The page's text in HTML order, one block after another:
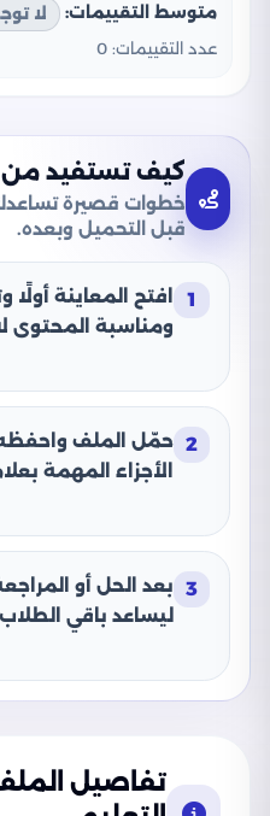
متوسط التقييمات:
لا
عدد التقييمات: 0
كيف تستفيد من
خطوات قصيرة
قبل التحميل وبعده.
1
افتح المعاينة
ومناسبة المحتوى
2 حمّل الملف
الأجزاء المهمة
3
بعد الحل أو
ليساعد باقي
تفاصيل